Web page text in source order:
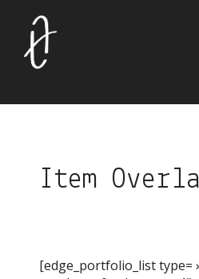
Item
[edge_portfolio_list type=